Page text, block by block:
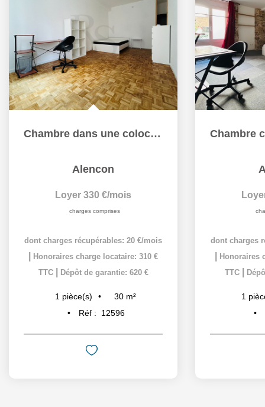
Chambre dans une colocation à louer à Alençon - Référence...
Alencon
Loyer 330 €/mois
charges comprises
dont charges récupérables: 20 €/mois
Honoraires charge locataire: 310 €
TTC
Dépôt de garantie: 620 €
1 pièce(s) 30 m²
Réf :
12596
dont charges
Honoraires
TTC
1